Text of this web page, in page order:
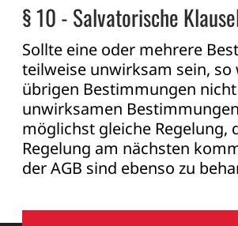
§ 10 - Salvatorische
Sollte eine oder mehrere
teilweise unwirksam sein,
übrigen Bestimmungen
unwirksamen
möglichst gleiche Regelung,
Regelung am nächsten
der AGB sind ebenso zu